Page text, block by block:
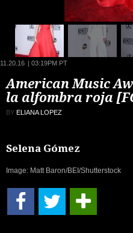
11.20.16 | 03:19PM PT
American Music
la alfombra roja
BY ELIANA LOPEZ
Selena Gómez
Image: Matt Baron/BEI/Shutterstock